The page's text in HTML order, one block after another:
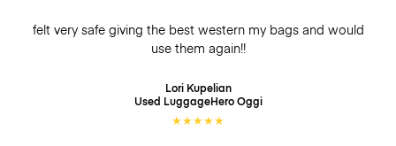
felt very safe giving the best western my bags and would
use them again!!
Lori Kupelian
Used LuggageHeroOggi
★★★★★